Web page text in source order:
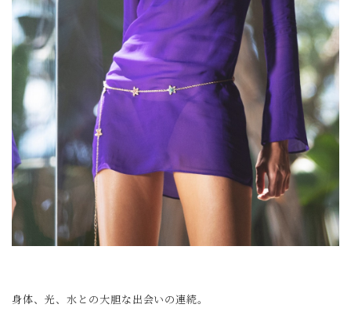
身体、光、水との大胆な出会いの連続。